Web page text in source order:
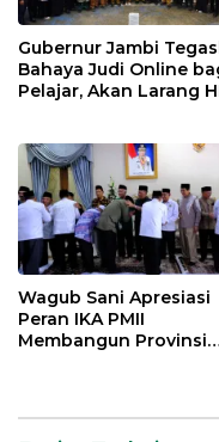
Gubernur Jambi
Bahaya Judi Online
Pelajar, Akan Larang
Wagub Sani Apresiasi
Peran IKA PMII
Membangun Provinsi